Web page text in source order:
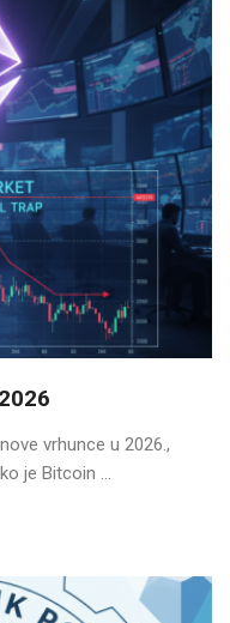
vrhunce u 2026.,
je Bitcoin ...